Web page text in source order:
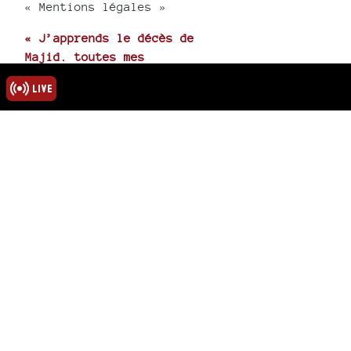
« Mentions légales »
« J’apprends le décès de
Majid. toutes mes
condoléances à tous, sa
femme et (…) »
« Hommage au poète